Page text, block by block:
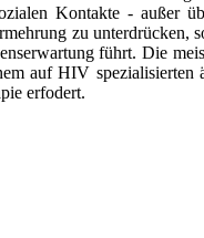
Kontakte - außer
zu
führt. Die
auf HIV
erfodert.